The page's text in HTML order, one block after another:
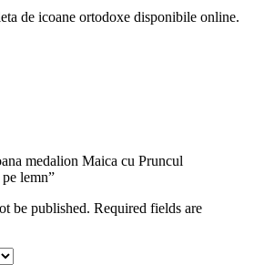
de icoane ortodoxe disponibile online.
medalion Maica cu Pruncul
lemn”
be published. Required fields are